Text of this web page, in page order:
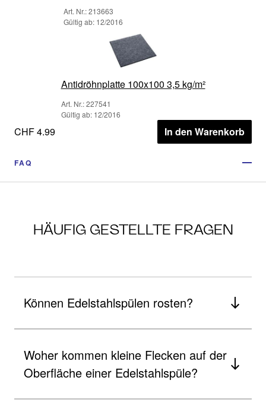
Art. Nr.: 213663
Gültig ab: 12/2016
Antidröhnplatte 100x100 3,5 kg/m²
Art. Nr.: 227541
Gültig ab: 12/2016
CHF 4.99 In den Warenkorb
FAQ
HÄUFIG GESTELLTE FRAGEN
Können Edelstahlspülen rosten?
Woher kommen kleine Flecken auf der
Oberfläche einer Edelstahlspüle?